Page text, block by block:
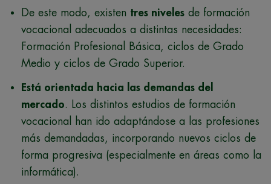
De este modo, existen tres niveles de formación
vocacional adecuados a distintas necesidades:
Formación Profesional Básica, ciclos de Grado
Medio y ciclos de Grado Superior.
Está orientada hacia las demandas del
mercado. Los distintos estudios de formación
vocacional han ido adaptándose a las profesiones
más demandadas, incorporando nuevos ciclos de
forma progresiva (especialmente en áreas como la
informática).